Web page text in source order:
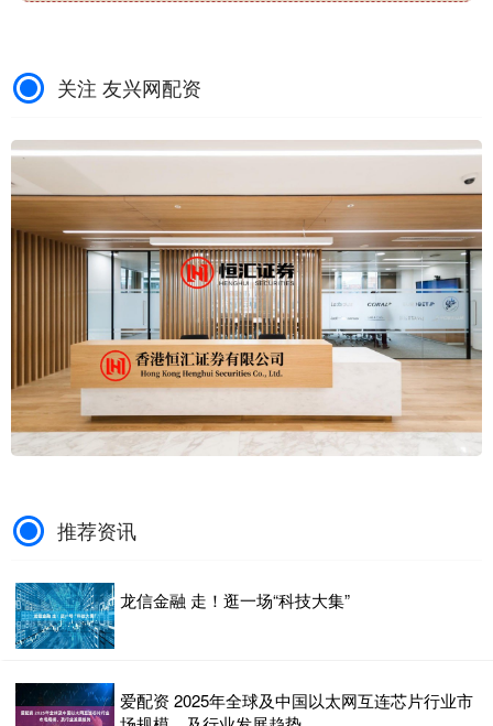
关注 友兴网配资
推荐资讯
龙信金融 走！逛一场“科技大集”
爱配资 2025年全球及中国以太网互连芯片行业市